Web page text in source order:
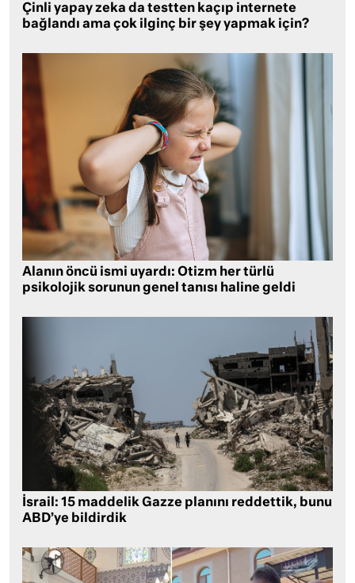
Çinli yapay zeka da testten kaçıp internete
bağlandı ama çok ilginç bir şey yapmak için?
Alanın öncü ismi uyardı: Otizm her türlü
psikolojik sorunun genel tanısı haline geldi
İsrail: 15 maddelik Gazze planını reddettik, bunu
ABD’ye bildirdik